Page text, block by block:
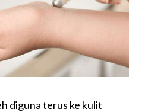
diguna terus ke kulit